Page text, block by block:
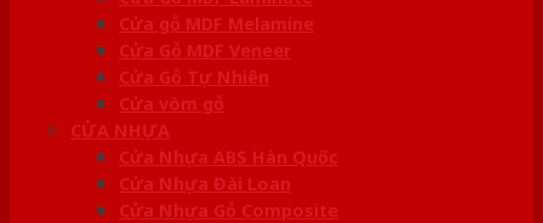
Cửa gỗ MDF Melamine
Cửa Gỗ MDF Veneer
Cửa Gỗ Tự Nhiên
Cửa vòm gỗ
CỬA NHỰA
Cửa Nhựa ABS Hàn Quốc
Cửa Nhựa Đài Loan
Cửa Nhựa Gỗ Composite